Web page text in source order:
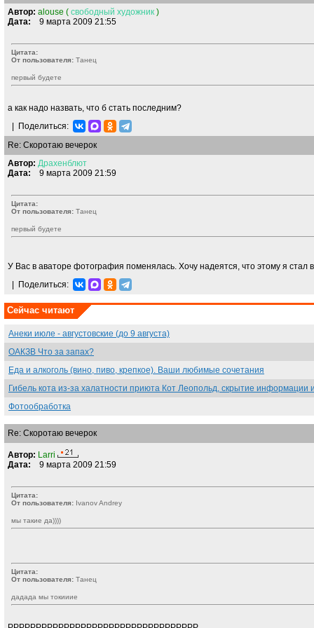
Автор: alouse ( свободный художник )
Дата: 9 марта 2009 21:55
Цитата:
От пользователя: Танeц
первый будете
а как надо назвать, что б стать последним?
Поделиться:
Re: Скоротаю вечерок
Автор: Драхенблют
Дата: 9 марта 2009 21:59
Цитата:
От пользователя: Танeц
первый будете
У Вас в аваторе фотография поменялась. Хочу надеятся, что этому я стал
Поделиться:
Сейчас читают
Анеки июле - августовские (до 9 августа)
ОАКЗВ Что за запах?
Еда и алкоголь (вино, пиво, крепкое). Ваши любимые сочетания
Гибель кота из-за халатности приюта Кот Леопольд, скрытиe информации
Фотообработка
Re: Скоротаю вечерок
Автор: Larri
Дата: 9 марта 2009 21:59
Цитата:
От пользователя: Ivanov Andrey
мы такие да))))
Цитата:
От пользователя: Танeц
дадада мы токииие